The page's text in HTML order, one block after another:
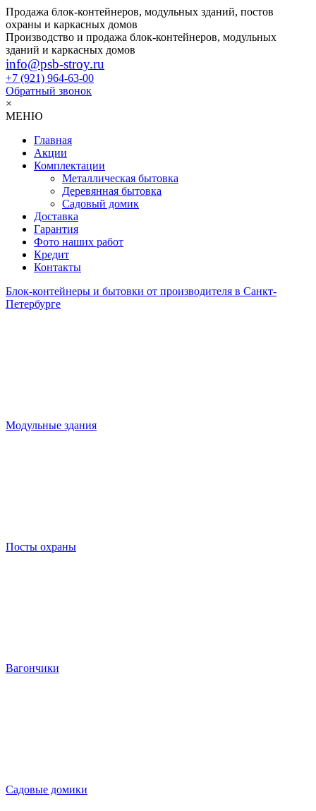
Продажа блок-контейнеров, модульных зданий, постов
охраны и каркасных домов
Производство и продажа блок-контейнеров, модульных
зданий и каркасных домов
info@psb-stroy.ru
+7 (921) 964-63-00
Обратный звонок
×
МЕНЮ
Главная
Акции
Комплектации
Металлическая бытовка
Деревянная бытовка
Садовый домик
Доставка
Гарантия
Фото наших работ
Кредит
Контакты
Блок-контейнеры и бытовки от производителя в Санкт-
Петербурге
Модульные здания
Посты охраны
Вагончики
Садовые домики